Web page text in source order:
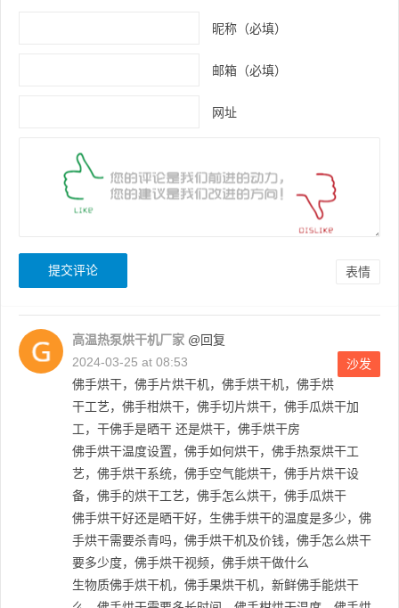
昵称（必填）
邮箱（必填）
网址
表情
高温热泵烘干机厂家 @回复
2024-03-25 at 08:53
沙发
佛手烘干，佛手片烘干机，佛手烘干机，佛手烘
干工艺，佛手柑烘干，佛手切片烘干，佛手瓜烘干加
工，干佛手是晒干 还是烘干，佛手烘干房
佛手烘干温度设置，佛手如何烘干，佛手热泵烘干工
艺，佛手烘干系统，佛手空气能烘干，佛手片烘干设
备，佛手的烘干工艺，佛手怎么烘干，佛手瓜烘干
佛手烘干好还是晒干好，生佛手烘干的温度是多少，佛
手烘干需要杀青吗，佛手烘干机及价钱，佛手怎么烘干
要多少度，佛手烘干视频，佛手烘干做什么
生物质佛手烘干机，佛手果烘干机，新鲜佛手能烘干